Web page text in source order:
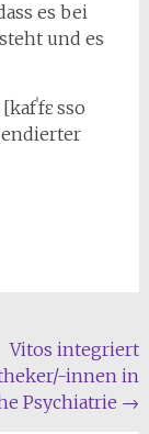
es bei
und es
sso
Vitos integriert
innen in
Psychiatrie →